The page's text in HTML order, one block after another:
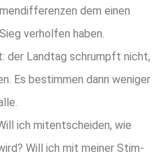
dem einen
ver­hol­fen haben.
der Land­tag schrumpft nicht,
Es bestim­men dann weni­ger
ich mit­ent­schei­den, wie
Will ich mit mei­ner Stim­